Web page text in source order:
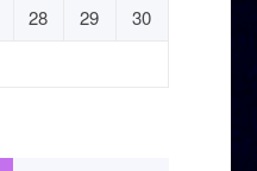
28 29
30